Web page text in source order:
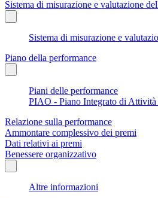
Sistema di misurazione e valutazione
Sistema di misurazione e
Piano della performance
Piani delle performance
PIAO - Piano Integrato di Attività
Relazione sulla performance
Ammontare complessivo dei premi
Dati relativi ai premi
Benessere organizzativo
Altre informazioni